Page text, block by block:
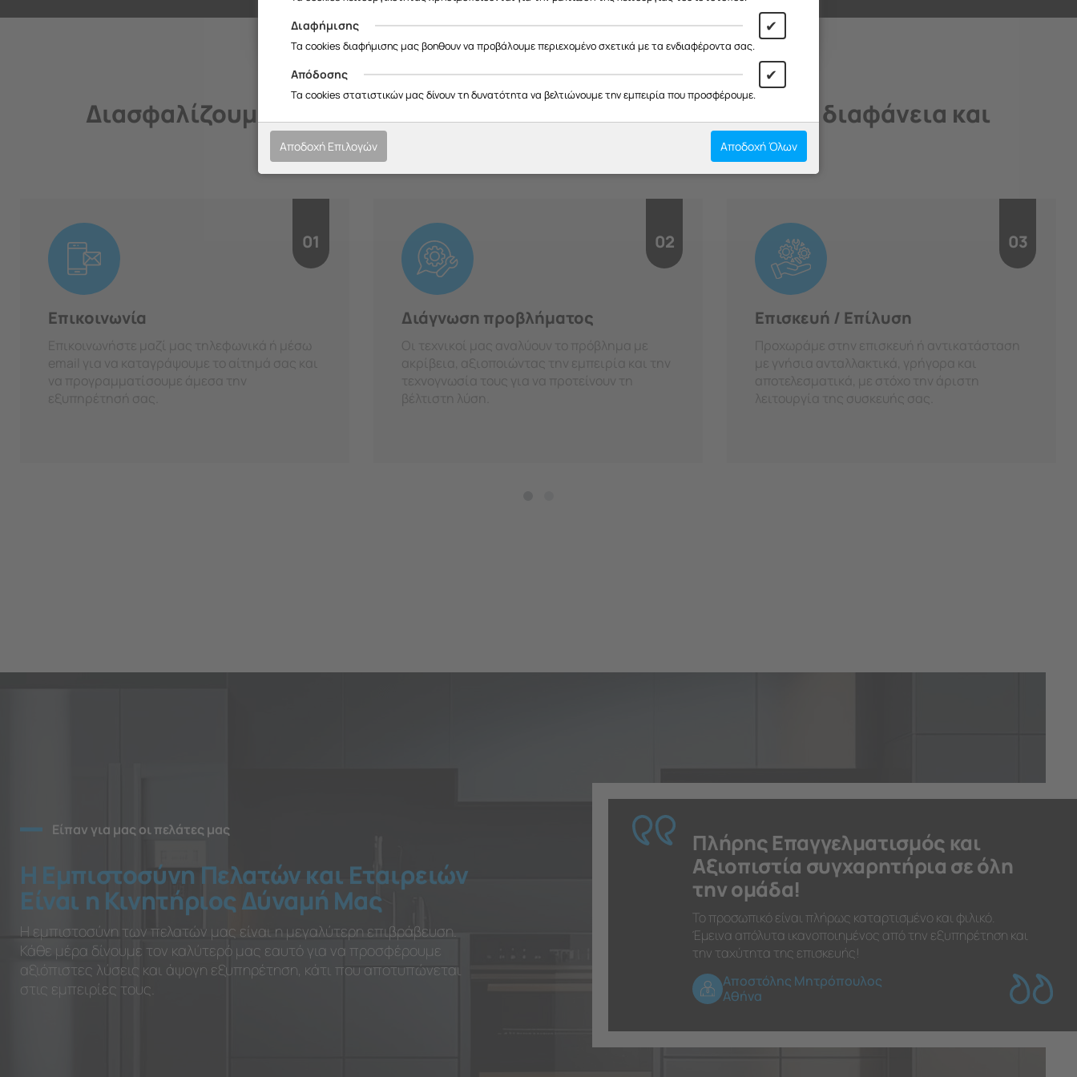
H Διαδικασία μας
Διασφαλίζουμε την ποιοτική εξυπηρέτηση σε κάθε στάδιο, με διαφάνεια και
01
Επικοινωνία
Επικοινωνήστε μαζί μας τηλεφωνικά ή μέσω
email για να καταγράψουμε το αίτημά σας και
να προγραμματίσουμε άμεσα την
εξυπηρέτησή σας.
02
Διάγνωση προβλήματος
Οι τεχνικοί μας αναλύουν το πρόβλημα με
ακρίβεια, αξιοποιώντας την εμπειρία και την
τεχνογνωσία τους για να προτείνουν τη
βέλτιστη λύση.
03
Επισκευή / Επίλυση
Προχωράμε στην επισκευή ή αντικατάσταση
με γνήσια ανταλλακτικά, γρήγορα και
αποτελεσματικά, με στόχο την άριστη
λειτουργία της συσκευής σας.
Είπαν για μας οι πελάτες μας
Η Εμπιστοσύνη Πελατών και Εταιρειών
Είναι η Κινητήριος Δύναμή Μας
Η εμπιστοσύνη των πελατών μας είναι η μεγαλύτερη επιβράβευση.
Κάθε μέρα δίνουμε τον καλύτερό μας εαυτό για να προσφέρουμε
αξιόπιστες λύσεις και άψογη εξυπηρέτηση, κάτι που αποτυπώνεται
στις εμπειρίες τους.
Πλήρης Επαγγελματισμός και
Αξιοπιστία συγχαρητήρια σε όλη
την ομάδα!
Το προσωπικό είναι πλήρως καταρτισμένο και φιλικό.
Έμεινα απόλυτα ικανοποιημένος από την εξυπηρέτηση και
την ταχύτητα της επισκευής!
Αποστόλης Μητρόπουλος
Αθήνα
Διαφήμισης ✔
Τα cookies διαφήμισης μας βοηθουν να προβάλουμε περιεχομένο σχετικά με τα ενδιαφέροντα σας.
Απόδοσης ✔
Τα cookies στατιστικών μας δίνουν τη δυνατότητα να βελτιώνουμε την εμπειρία που προσφέρουμε.
Αποδοχή Επιλογών Αποδοχή Όλων